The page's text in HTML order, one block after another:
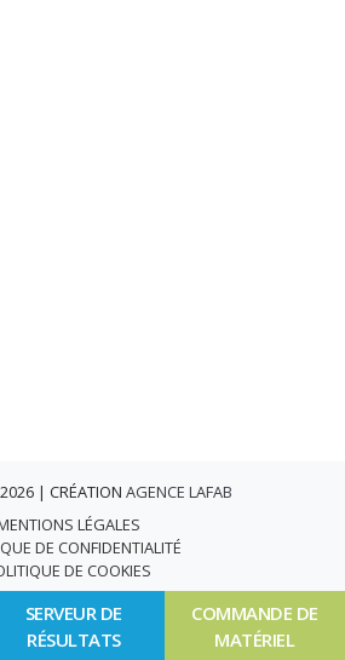
SERVEUR DE
RÉSULTATS
COMMANDE DE
MATÉRIEL
| CRÉATION AGENCE LAFAB
LÉGALES
DE CONFIDENTIALITÉ
DE COOKIES